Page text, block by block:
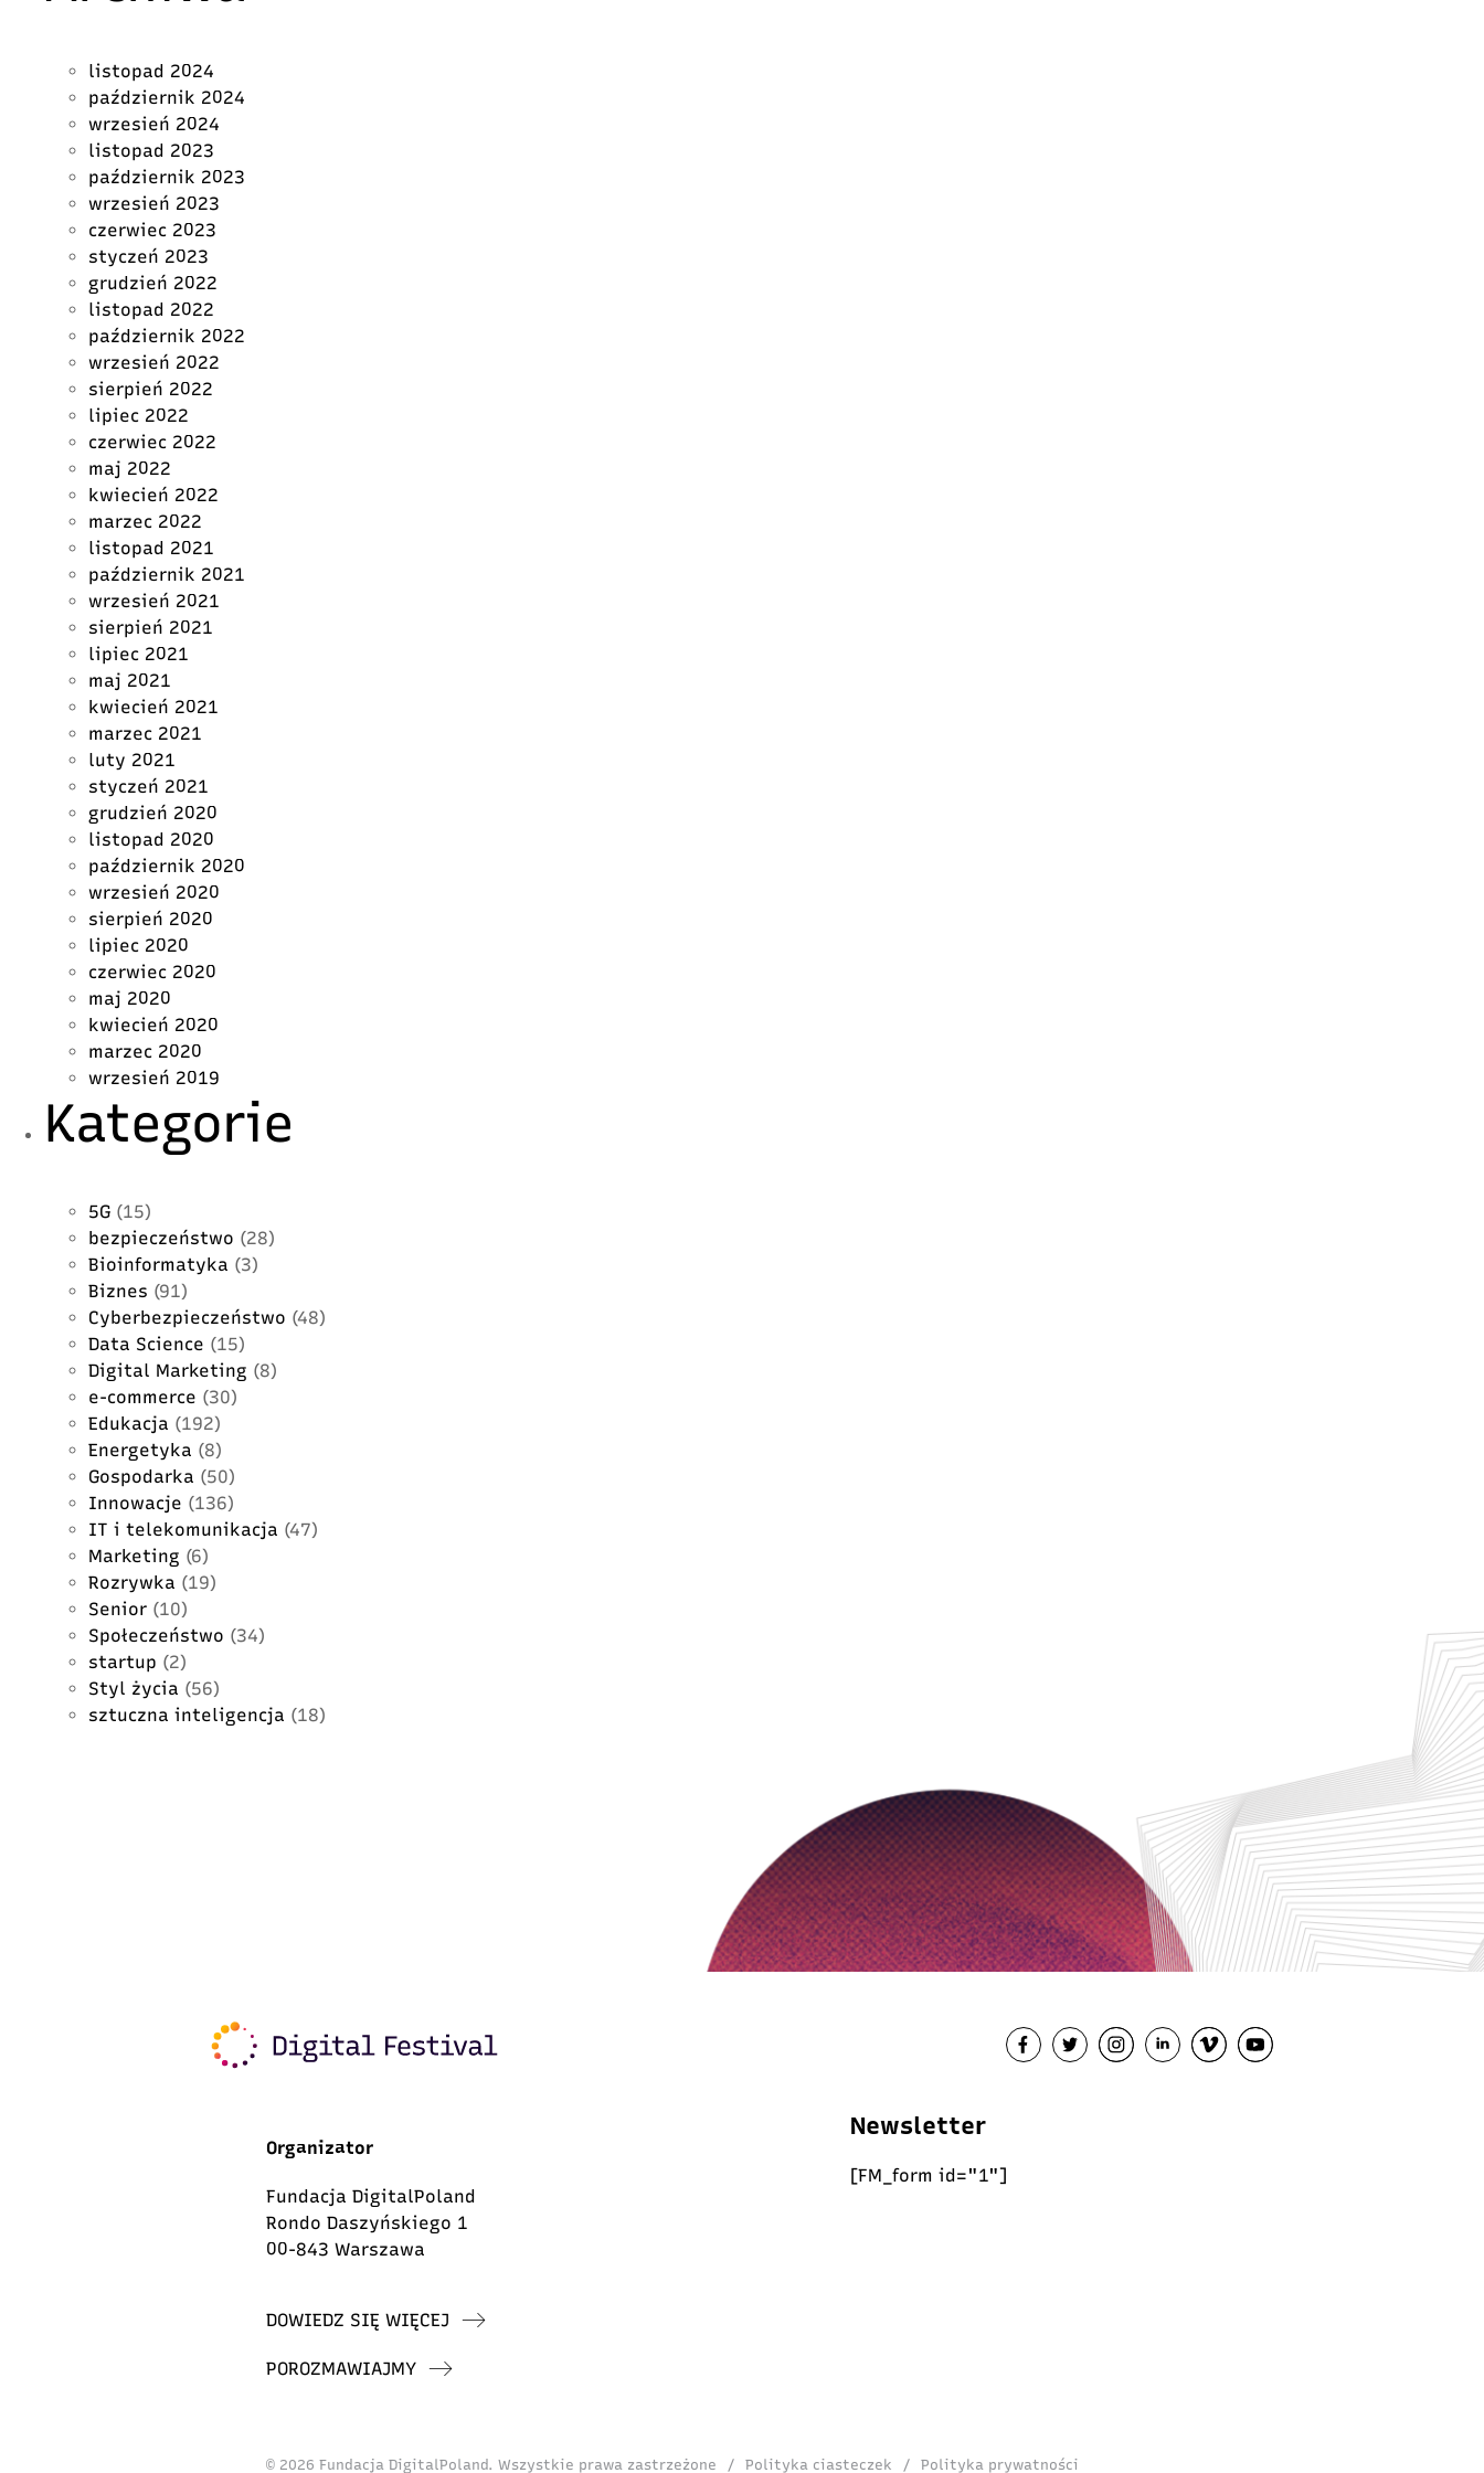
listopad 2024
październik 2024
wrzesień 2024
listopad 2023
październik 2023
wrzesień 2023
czerwiec 2023
styczeń 2023
grudzień 2022
listopad 2022
październik 2022
wrzesień 2022
sierpień 2022
lipiec 2022
czerwiec 2022
maj 2022
kwiecień 2022
marzec 2022
listopad 2021
październik 2021
wrzesień 2021
sierpień 2021
lipiec 2021
maj 2021
kwiecień 2021
marzec 2021
luty 2021
styczeń 2021
grudzień 2020
listopad 2020
październik 2020
wrzesień 2020
sierpień 2020
lipiec 2020
czerwiec 2020
maj 2020
kwiecień 2020
marzec 2020
wrzesień 2019
Kategorie
5G (15)
bezpieczeństwo (28)
Bioinformatyka (3)
Biznes (91)
Cyberbezpieczeństwo (48)
Data Science (15)
Digital Marketing (8)
e-commerce (30)
Edukacja (192)
Energetyka (8)
Gospodarka (50)
Innowacje (136)
IT i telekomunikacja (47)
Marketing (6)
Rozrywka (19)
Senior (10)
Społeczeństwo (34)
startup (2)
Styl życia (56)
sztuczna inteligencja (18)
Organizator
Fundacja DigitalPoland
Rondo Daszyńskiego 1
00-843 Warszawa
DOWIEDZ SIĘ WIĘCEJ
POROZMAWIAJMY
Newsletter
[FM_form id="1"]
© 2026 Fundacja DigitalPoland. Wszystkie prawa zastrzeżone / Polityka ciasteczek / Polityka prywatności